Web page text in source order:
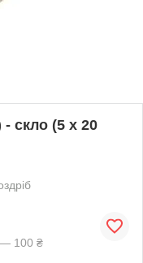
- скло (5 x 20
— 100 ₴